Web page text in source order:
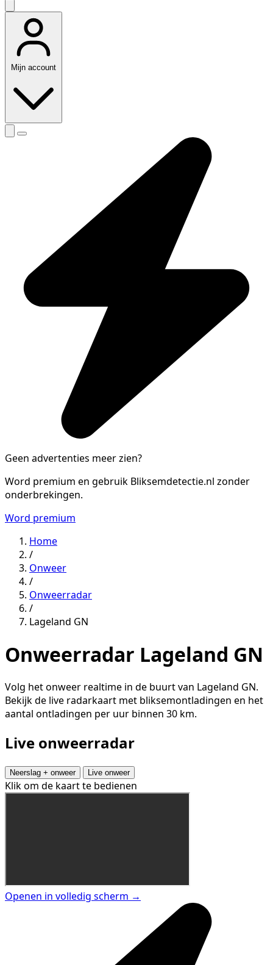
Mijn account
Geen advertenties meer zien?
Word premium en gebruik Bliksemdetectie.nl zonder
onderbrekingen.
Word premium
Home
/
Onweer
/
Onweerradar
/
Lageland GN
Onweerradar Lageland GN
Volg het onweer realtime in de buurt van Lageland GN.
Bekijk de live radarkaart met bliksemontladingen en het
aantal ontladingen per uur binnen 30 km.
Live onweerradar
Neerslag + onweer Live onweer
Klik om de kaart te bedienen
Openen in volledig scherm →